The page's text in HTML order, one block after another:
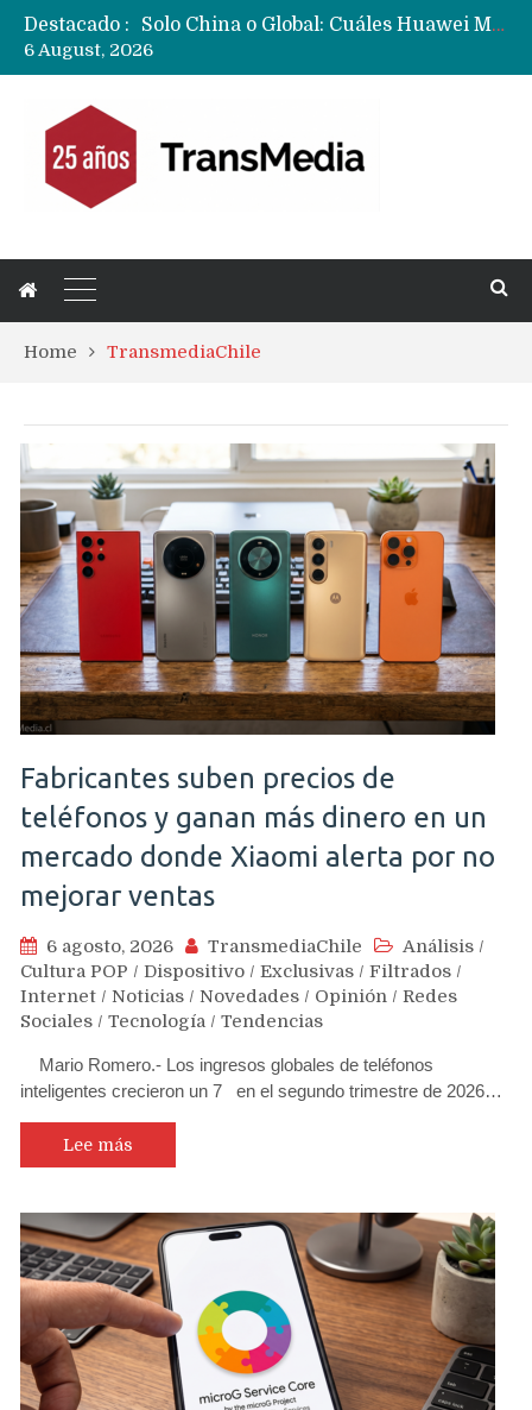
Destacado :
Data Centers de Huawei en Chile, México, Brasil,Perú y Argentina podrían verse afectados por arremetida de EE.UU
6 August, 2026
Home TransmediaChile
Fabricantes suben precios de
teléfonos y ganan más dinero en un
mercado donde Xiaomi alerta por no
mejorar ventas
6 agosto, 2026 TransmediaChile Análisis /
Cultura POP / Dispositivo / Exclusivas / Filtrados /
Internet / Noticias / Novedades / Opinión / Redes
Sociales / Tecnología / Tendencias
Mario Romero.- Los ingresos globales de teléfonos
inteligentes crecieron un 7 en el segundo trimestre de 2026…
Lee más